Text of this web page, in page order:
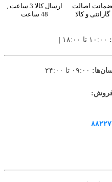
ضمانت اصالت
گارانتی و کالا
ارسال کالا 3 ساعت ,
48 ساعت
فروش:
۰۲۱